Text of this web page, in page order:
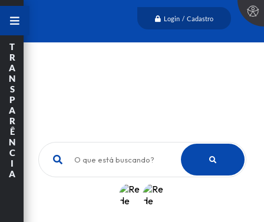
Login / Cadastro
O que está buscando?
T
R
A
N
S
P
A
R
Ê
N
C
I
A